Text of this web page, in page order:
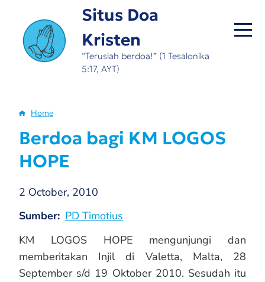
main
content
Situs Doa
Kristen
“Teruslah berdoa!” (1 Tesalonika
5:17, AYT)
Breadcrumb
Home
Berdoa bagi KM LOGOS
HOPE
2 October, 2010
Sumber PD Timotius
KM LOGOS HOPE mengunjungi dan
memberitakan Injil di Valetta, Malta, 28
September s/d 19 Oktober 2010. Sesudah itu